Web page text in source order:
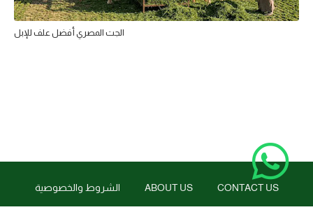
الجت المصري أفضل علف للإبل
الشروط والخصوصية ABOUT US CONTACT US